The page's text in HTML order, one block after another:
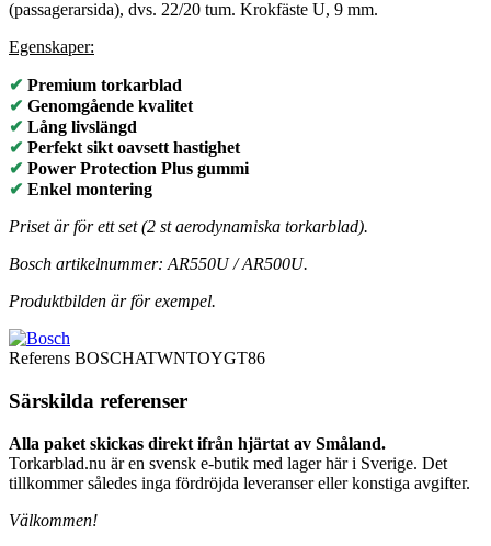
(passagerarsida), dvs. 22/20 tum. Krokfäste U, 9 mm.
Egenskaper:
✔ Premium torkarblad
✔ Genomgående kvalitet
✔ Lång livslängd
✔ Perfekt sikt oavsett hastighet
✔ Power Protection Plus gummi
✔ Enkel montering
Priset är för ett set (2 st aerodynamiska torkarblad).
Bosch artikelnummer: AR550U / AR500U.
Produktbilden är för exempel.
Referens BOSCHATWNTOYGT86
Särskilda referenser
Alla paket skickas direkt ifrån hjärtat av Småland.
Torkarblad.nu är en svensk e-butik med lager här i Sverige. Det
tillkommer således inga fördröjda leveranser eller konstiga avgifter.
Välkommen!